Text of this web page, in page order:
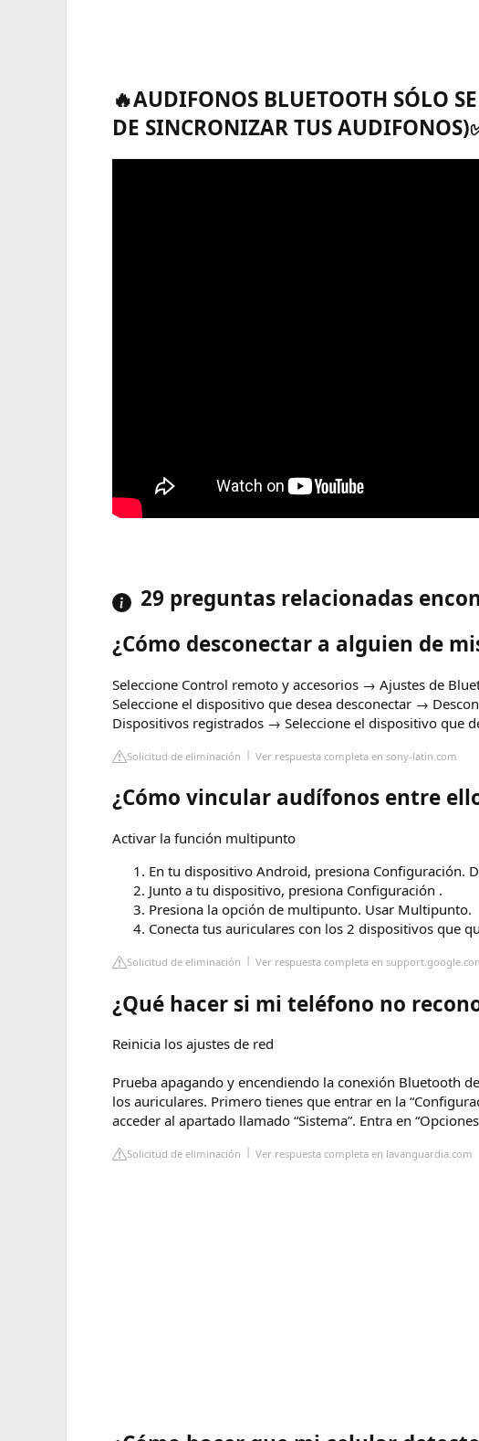
🔥AUDIFONOS BLUETOOTH SÓLO
DE SINCRONIZAR TUS
29 preguntas relacionadas
¿Cómo desconectar a alguien de
Seleccione Control remoto y accesorios → Ajustes de
Seleccione el dispositivo que desea desconectar →
Dispositivos registrados → Seleccione el dispositivo que
Solicitud de eliminación Ver respuesta completa en sony-latin.com
¿Cómo vincular audífonos entre
Activar la función multipunto
En tu dispositivo Android, presiona Configuración.
Junto a tu dispositivo, presiona Configuración .
Presiona la opción de multipunto. Usar Multipunto.
Conecta tus auriculares con los 2 dispositivos que
Solicitud de eliminación Ver respuesta completa en
¿Qué hacer si mi teléfono no
Reinicia los ajustes de red
Prueba apagando y encendiendo la conexión Bluetooth
los auriculares. Primero tienes que entrar en la
acceder al apartado llamado “Sistema”. Entra en
Solicitud de eliminación Ver respuesta completa en lavanguardia.com